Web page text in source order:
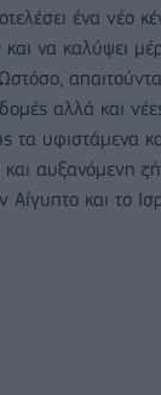
ένα νέο
να καλύψει
αλλά και
τα υφιστάμενα
αυξανόμενη
Αίγυπτο και το